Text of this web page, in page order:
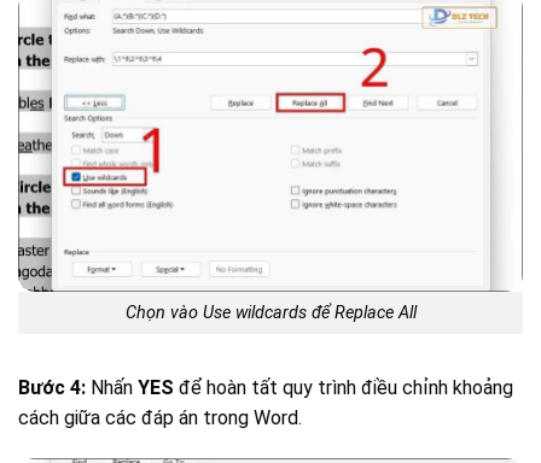
Chọn vào Use wildcards để Replace All
Bước 4: Nhấn YES để hoàn tất quy trình điều chỉnh khoảng
cách giữa các đáp án trong Word.